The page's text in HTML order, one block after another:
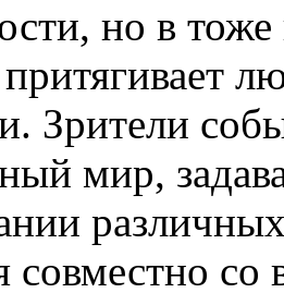
но в тоже
Зрители
мир,
совместно